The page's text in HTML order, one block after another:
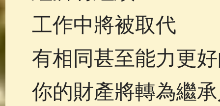
工作中將被取代
有相同甚至能力更
你的財產將轉為繼